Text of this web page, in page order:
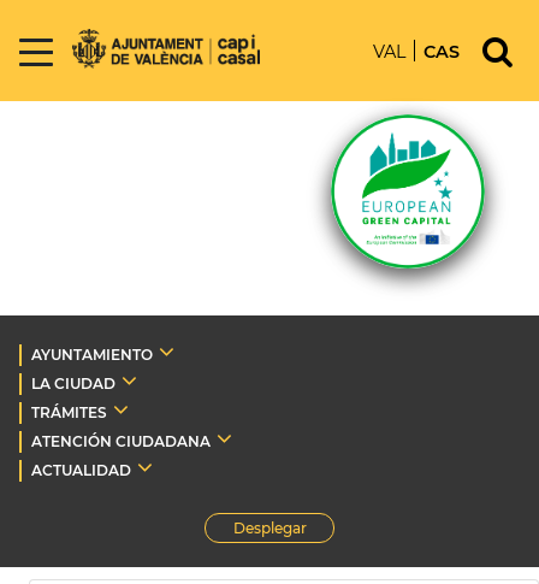
VAL CAS
AYUNTAMIENTO
LA CIUDAD
TRÁMITES
ATENCIÓN CIUDADANA
ACTUALIDAD
Desplegar